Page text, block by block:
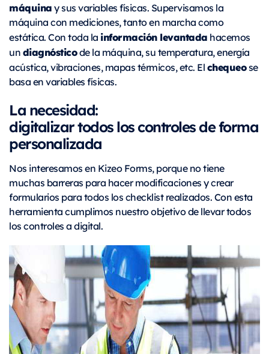
máquinay sus variables físicas. Supervisamos la
máquina con mediciones, tanto en marcha como
estática. Con toda la información levantada hacemos
undiagnósticode la máquina, su temperatura, energía
acústica, vibraciones, mapas térmicos, etc. Elchequeose
basa en variables físicas.
La necesidad:
digitalizar todos los controles de forma
personalizada
Nos interesamos en Kizeo Forms, porque no tiene
muchas barreras para hacer modificaciones y crear
formularios para todos los checklist realizados. Con esta
herramienta cumplimos nuestro objetivo de llevar todos
los controles a digital.